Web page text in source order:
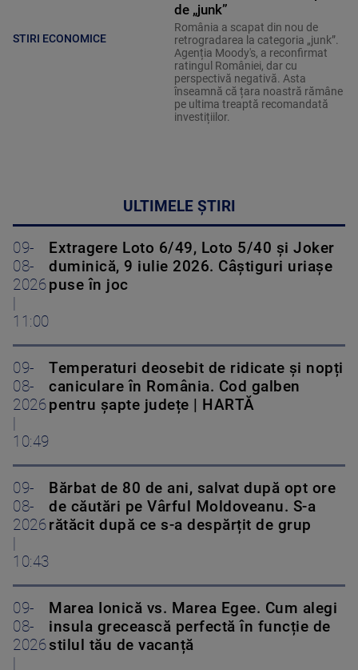
STIRI ECONOMICE
de „junk”
România a scapat din nou de
retrogradarea la categoria „junk”.
Agenția Moody's, a reconfirmat
ratingul României, dar cu
perspectivă negativă. Asta
înseamnă că țara noastră rămâne
pe ultima treaptă recomandată
investițiilor.
ULTIMELE ȘTIRI
09-
08-
2026
11:00
Extragere Loto 6/49, Loto 5/40 și Joker
duminică, 9 iulie 2026. Câștiguri uriașe
puse în joc
09-
08-
2026
10:49
Temperaturi deosebit de ridicate și nopți
caniculare în România. Cod galben
pentru șapte județe | HARTĂ
09-
08-
2026
10:43
Bărbat de 80 de ani, salvat după opt ore
de căutări pe Vârful Moldoveanu. S-a
rătăcit după ce s-a despărțit de grup
09-
08-
2026
Marea Ionică vs. Marea Egee. Cum alegi
insula grecească perfectă în funcție de
stilul tău de vacanță